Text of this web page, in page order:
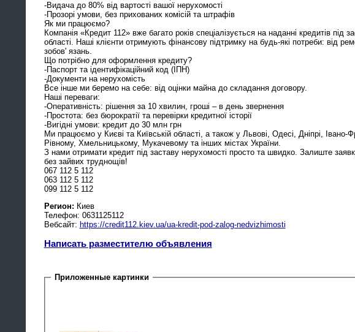
-Видача до 80% від вартості вашої нерухомості
-Прозорі умови, без прихованих комісій та штрафів
Як ми працюємо?
Компанія «Кредит 112» вже багато років спеціалізується на наданні кредитів під
області. Наші клієнти отримують фінансову підтримку на будь-які потреби: від
зобов' язань.
Що потрібно для оформлення кредиту?
-Паспорт та ідентифікаційний код (ІПН)
-Документи на нерухомість
Все інше ми беремо на себе: від оцінки майна до складання договору.
Наші переваги:
-Оперативність: рішення за 10 хвилин, гроші – в день звернення
-Простота: без бюрократії та перевірки кредитної історії
-Вигідні умови: кредит до 30 млн грн
Ми працюємо у Києві та Київській області, а також у Львові, Одесі, Дніпрі, Івано-
Рівному, Хмельницькому, Мукачевому та інших містах України.
З нами отримати кредит під заставу нерухомості просто та швидко. Залиште
без зайвих труднощів!
067 112 5 112
063 112 5 112
099 112 5 112
Регион: Киев
Телефон: 0631125112
Вебсайт: https://credit112.kiev.ua/ua-kredit-pod-zalog-nedvizhimosti
Написать разместителю объявления
Приложенные картинки